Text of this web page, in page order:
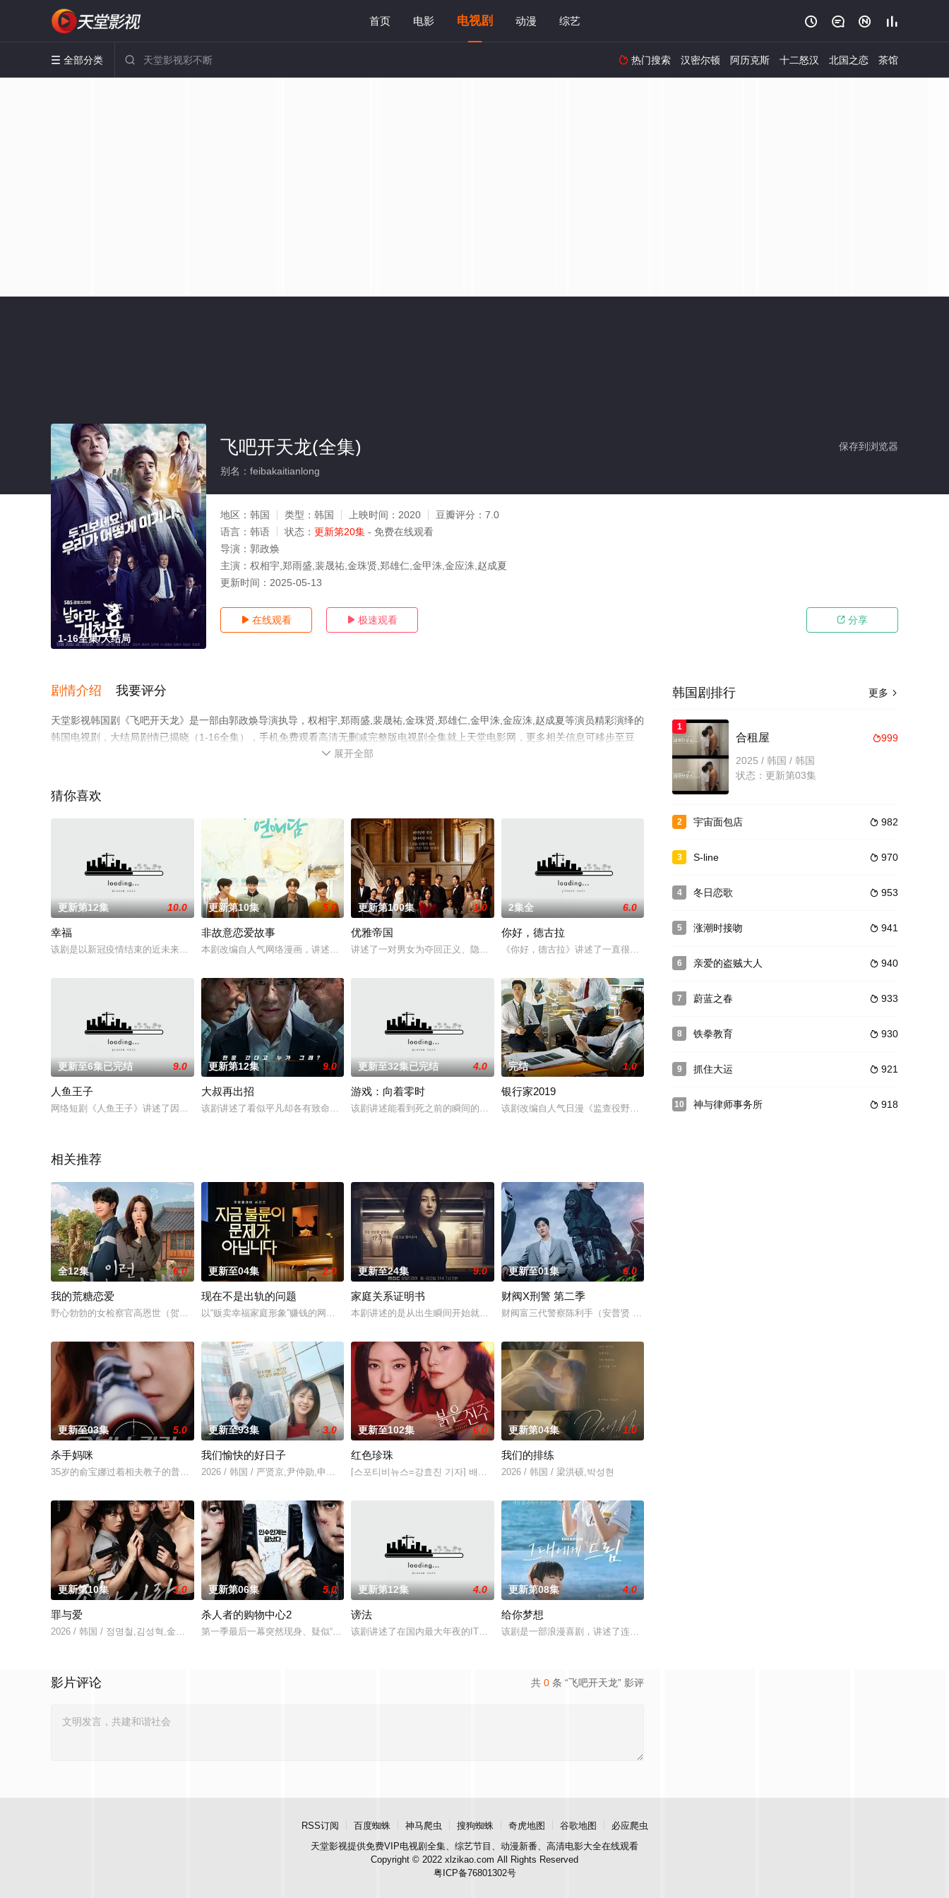
首页 电影 电视剧 动漫 综艺    
 全部分类   热门搜索 汉密尔顿 阿历克斯 十二怒汉 北国之恋 茶馆
1-16全集/大结局
保存到浏览器
飞吧开天龙(全集)
别名：feibakaitianlong
地区： 韩国 类型： 韩国 上映时间： 2020 豆瓣评分： 7.0
语言： 韩语 状态： 更新第20集 - 免费在线观看
导演： 郭政焕
主演： 权相宇,郑雨盛,裴晟祐,金珠贤,郑雄仁,金甲洙,金应洙,赵成夏
更新时间： 2025-05-13
 在线观看  极速观看  分享
剧情介绍 我要评分
天堂影视韩国剧《飞吧开天龙》是一部由郭政焕导演执导，权相宇,郑雨盛,裴晟祐,金珠贤,郑雄仁,金甲洙,金应洙,赵成夏等演员精彩演绎的
韩国电视剧，大结局剧情已揭晓（1-16全集），手机免费观看高清无删减完整版电视剧全集就上天堂电影网，更多相关信息可移步至豆
 展开全部
猜你喜欢
更新第12集 10.0
幸福
该剧是以新冠疫情结束的近未来为背景的电视剧,新型感染病狂人病流行的假设下,直接展现人类的欲望和恐怖,那些被赋予意义的价值们在受到生命威胁时
更新第10集 5.0
非故意恋爱故事
本剧改编自人气网络漫画，讲述了从谎言开始的一段关系发展为真爱的故事，车瑞元将饰演突然间失去踪迹的天才陶艺师，而则将饰演原本有着令人羡慕的工
更新第100集 1.0
优雅帝国
讲述了一对男女为夺回正义、隐藏的真相以及被巨大权力践踏而失去的生命而绝望而优雅的复仇故事。
2集全 6.0
你好，德古拉
《你好，德古拉》讲述了一直很听妈妈话的女儿安娜（徐玄饰）和一直对女儿很强势的妈妈美英（李智贤饰
更新至6集已完结 9.0
人鱼王子
网络短剧《人鱼王子》讲述了因为去江原道毕业旅行的惠利和充满谜团的佑赫相遇而展开的推理幻想罗曼史。主演阵容为文彬（ASTRO）、《恋爱播放列
更新第12集 9.0
大叔再出招
该剧讲述了看似平凡却各有致命魅力的三位大叔，在命运的推动下再度行动的故事。这是一部贴近现实的动作喜剧，描绘那些活到人生50%的50多岁“专
更新至32集已完结 4.0
游戏：向着零时
该剧讲述能看到死之前的瞬间的预言家，和重案组刑警，被卷入可疑的连锁杀人案之后，揭开隐藏的秘密的故事。
完结 1.0
银行家2019
该剧改编自人气日漫《监查役野崎》，讲述泡沫经济崩盘后，在金融当局转换既有政策的物欲横流的时代里，
相关推荐
全12集 6.0
我的荒糖恋爱
野心勃勃的女检察官高恩世（贺营 饰）意外失忆，住进拳击教练张泰河（丁海寅 饰）家中，对方还自称是她的男友。这段剪不断理还乱的棘手关系，能发
更新至04集 2.0
现在不是出轨的问题
以“贩卖幸福家庭形象”赚钱的网红夫妇，与他们正陷入泥淖般离婚诉讼的医师邻居。两对夫妻卷入连外遇都算小事的惊人秘密后，展开了一连串失控的连锁
更新至24集 9.0
家庭关系证明书
本剧讲述的是从出生瞬间开始就被打上家庭崩溃烙印的一个孩子和面对冷酷的偏见和命运，重新找回自己人生的女性故事。
更新至01集 6.0
财阀X刑警 第二季
财阀富三代警察陈利手（安普贤 饰）华丽回归，完美蜕变为成熟专业的刑警，继续以财力同实力展开查案历
更新至03集 5.0
杀手妈咪
35岁的俞宝娜过着相夫教子的普通生活。表面上她看起来温顺和善，还很怕婆婆，真实身份却是4年前突然隐退的杀手“翠鸟”。产假结束后，她又开始执
更新至93集 3.0
我们愉快的好日子
2026 / 韩国 / 严贤京,尹仲勋,申正允,尹多英,金惠玉,鲜于在德,尹多勋,文喜京,李商淑,郑孝彬,李家豪,郑永琡
更新至102集 6.0
红色珍珠
[스포티비뉴스=강효진 기자] 배우 박진희가 본격 컴백 활동에 나선다. 7일 스포티비뉴스 취재에 따르면, 박진희는 KBS 새
更新第04集 1.0
我们的排练
2026 / 韩国 / 梁洪硕,박성현
更新第10集 3.0
罪与爱
2026 / 韩国 / 정명철,김성혁,金贤叙,정현웅
更新第06集 5.0
杀人者的购物中心2
第一季最后一幕突然现身、疑似“死而复生”的郑进湾（李栋旭 饰）究竟藏身何方？他和郑智安（金慧峻 饰）将如何联手反击？一切未解之谜都将揭晓。
更新第12集 4.0
谤法
该剧讲述了在国内最大年夜的IT企业里存在着一个恶神。唯一知道真实环境的人是一名少女和一个记者。具有强力神技的少女和透辟公理感爆棚的新
更新第08集 4.0
给你梦想
该剧是一部浪漫喜剧，讲述了连一个梦想都无所畏惧的十几岁，被现实挡住而受挫的二十几岁，像变成那样的
共 0 条 “飞吧开天龙” 影评
影片评论
更多 
韩国剧排行
1
999
合租屋
2025 / 韩国 / 韩国
状态：更新第03集
2  982
宇宙面包店
3  970
S-line
4  953
冬日恋歌
5  941
涨潮时接吻
6  940
亲爱的盗贼大人
7  933
蔚蓝之春
8  930
铁拳教育
9  921
抓住大运
10  918
神与律师事务所
RSS订阅 百度蜘蛛 神马爬虫 搜狗蜘蛛 奇虎地图 谷歌地图
必应爬虫
天堂影视提供免费VIP电视剧全集、综艺节目、动漫新番、高清电影大全在线观看
Copyright © 2022 xlzikao.com All Rights Reserved
粤ICP备76801302号